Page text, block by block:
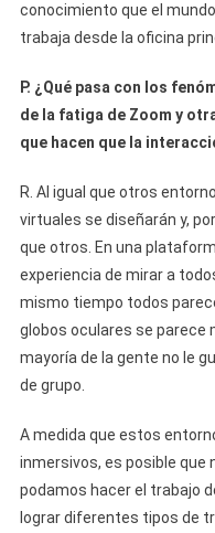
conocimiento que el
trabaja desde la oficina
P. ¿Qué pasa con los
de la fatiga de Zoom y
que hacen que la
R. Al igual que otros
virtuales se diseñarán y,
que otros. En una
experiencia de mirar a
mismo tiempo todos
globos oculares se parece
mayoría de la gente no le
de grupo.
A medida que estos
inmersivos, es posible
podamos hacer el trabajo
lograr diferentes tipos de